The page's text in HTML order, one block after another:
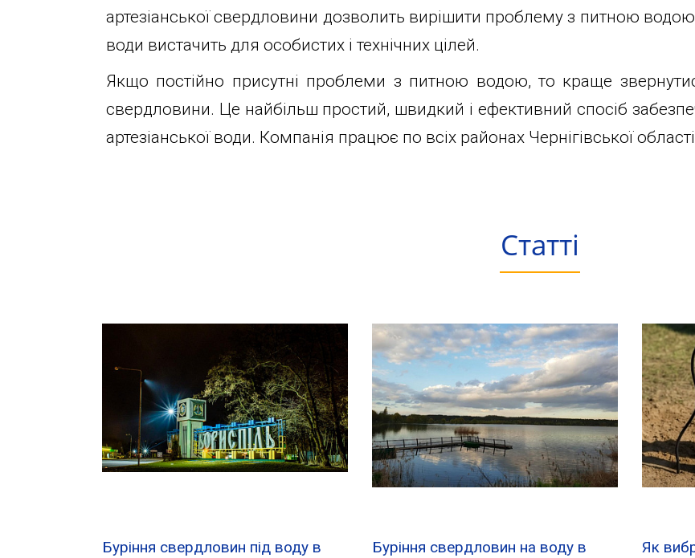
артезіанської свердловини дозволить вирішити проблему з питною
води вистачить для особистих і технічних цілей.
Якщо постійно присутні проблеми з питною водою, то краще
свердловини. Це найбільш простий, швидкий і ефективний спосіб
артезіанської води. Компанія працює по всіх районах Чернігівської
Статті
Буріння свердловин під воду в
Буріння свердловин на воду в
Як